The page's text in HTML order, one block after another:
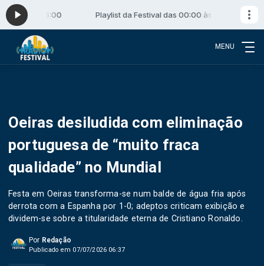
às 06:00 Playlist da Festival das 00:00 às 06:00
MENU
Oeiras desiludida com eliminação
portuguesa de “muito fraca
qualidade” no Mundial
Festa em Oeiras transforma-se num balde de água fria após
derrota com a Espanha por 1-0; adeptos criticam exibição e
dividem-se sobre a titularidade eterna de Cristiano Ronaldo.
Por Redação
Publicado em 07/07/2026 06:37